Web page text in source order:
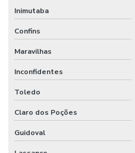
Inimutaba
Confins
Maravilhas
Inconfidentes
Toledo
Claro dos Poções
Guidoval